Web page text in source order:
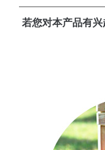
若您对本产品有